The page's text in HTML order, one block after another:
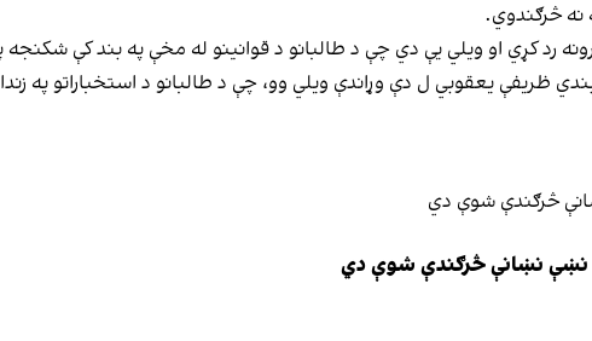
نه څرګندوي.
رد کړي او ویلي یې دي چې د طالبانو د قوانینو له مخې په بند کې
ظریفې یعقوبي ل دې وړاندې ویلي وو، چې د طالبانو د استخباراتو
نښې نښانې څرګندې شوې دي